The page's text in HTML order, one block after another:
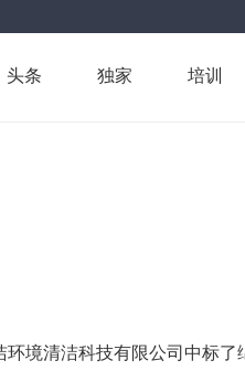
头条 独家 培训
境清洁科技有限公司中标